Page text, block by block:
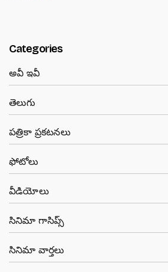
Categories
అవీ ఇవీ
తెలుగు
పత్రికా ప్రకటనలు
ఫోటోలు
వీడియోలు
సినిమా గాసిప్స్
సినిమా వార్తలు